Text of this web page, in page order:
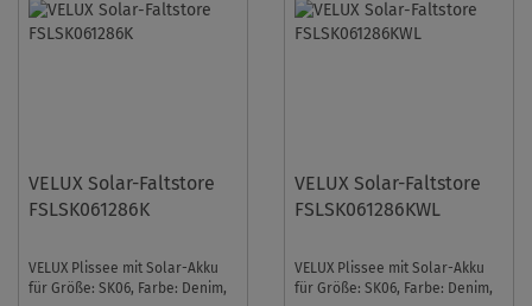
VELUX Solar-Faltstore
FSLSK061286K
VELUX Plissee mit Solar-Akku
für Größe: SK06, Farbe: Denim,
VELUX Solar-Faltstore
FSLSK061286KWL
VELUX Plissee mit Solar-Akku
für Größe: SK06, Farbe: Denim,